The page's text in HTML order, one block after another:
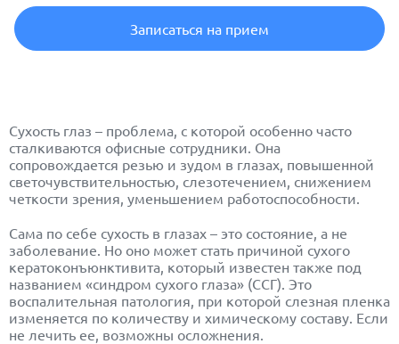
Записаться на прием
Сухость глаз – проблема, с которой особенно часто
сталкиваются офисные сотрудники. Она
сопровождается резью и зудом в глазах, повышенной
светочувствительностью, слезотечением, снижением
четкости зрения, уменьшением работоспособности.
Сама по себе сухость в глазах – это состояние, а не
заболевание. Но оно может стать причиной сухого
кератоконъюнктивита, который известен также под
названием «синдром сухого глаза» (ССГ). Это
воспалительная патология, при которой слезная пленка
изменяется по количеству и химическому составу. Если
не лечить ее, возможны осложнения.